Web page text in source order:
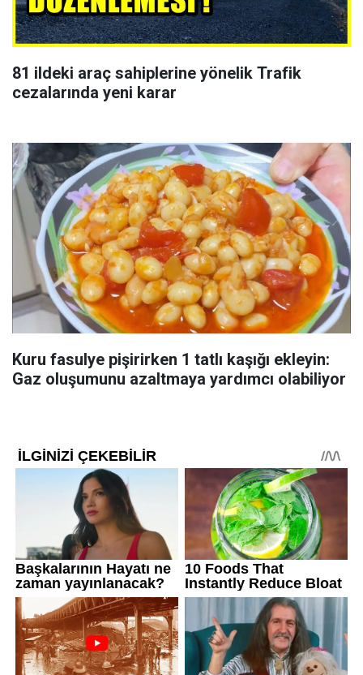
81 ildeki araç sahiplerine yönelik Trafik
cezalarında yeni karar
Kuru fasulye pişirirken 1 tatlı kaşığı ekleyin:
Gaz oluşumunu azaltmaya yardımcı olabiliyor